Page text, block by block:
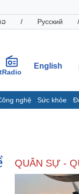
/ Русский /
Radio
English
nghệ Sức khỏe
QUÂN SỰ -